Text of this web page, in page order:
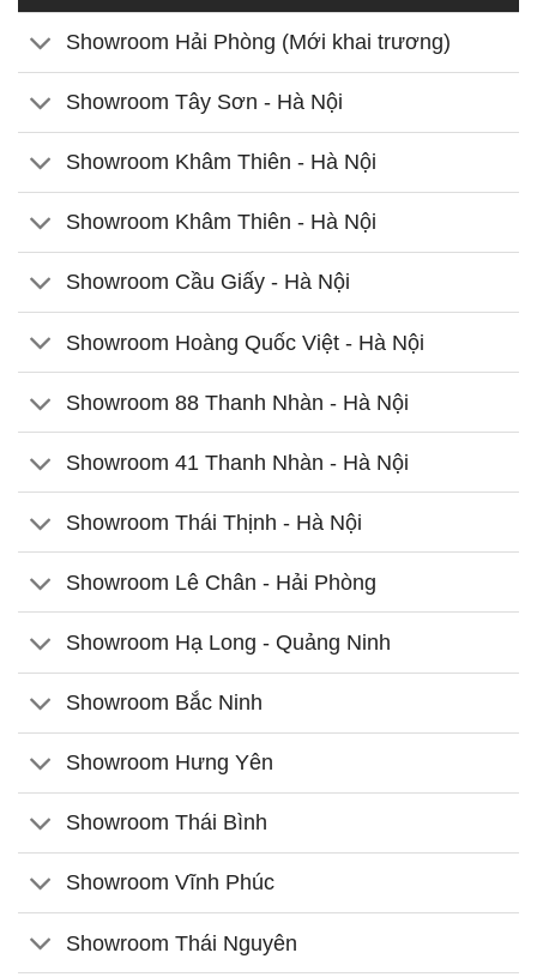
Showroom Hải Phòng (Mới khai trương)
Showroom Tây Sơn - Hà Nội
Showroom Khâm Thiên - Hà Nội
Showroom Khâm Thiên - Hà Nội
Showroom Cầu Giấy - Hà Nội
Showroom Hoàng Quốc Việt - Hà Nội
Showroom 88 Thanh Nhàn - Hà Nội
Showroom 41 Thanh Nhàn - Hà Nội
Showroom Thái Thịnh - Hà Nội
Showroom Lê Chân - Hải Phòng
Showroom Hạ Long - Quảng Ninh
Showroom Bắc Ninh
Showroom Hưng Yên
Showroom Thái Bình
Showroom Vĩnh Phúc
Showroom Thái Nguyên